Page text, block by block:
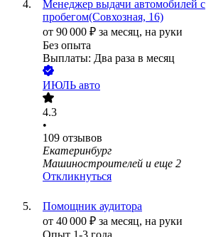
Менеджер выдачи автомобилей с
пробегом(Совхозная, 16)
от 90 000 ₽ за месяц, на руки
Без опыта
Выплаты: Два раза в месяц
ИЮЛЬ авто
4.3
•
109 отзывов
Екатеринбург
Машиностроителей и еще 2
Откликнуться
Помощник аудитора
от 40 000 ₽ за месяц, на руки